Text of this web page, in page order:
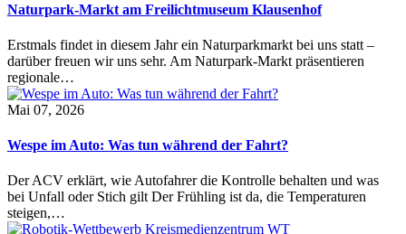
Naturpark-Markt am Freilichtmuseum Klausenhof
Erstmals findet in diesem Jahr ein Naturparkmarkt bei uns statt –
darüber freuen wir uns sehr. Am Naturpark-Markt präsentieren
regionale…
Mai 07, 2026
Wespe im Auto: Was tun während der Fahrt?
Der ACV erklärt, wie Autofahrer die Kontrolle behalten und was
bei Unfall oder Stich gilt Der Frühling ist da, die Temperaturen
steigen,…